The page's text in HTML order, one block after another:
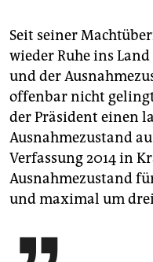
Seit seiner
wieder Ruhe ins
und der
offenbar nicht
der Präsident einen
Ausnahmezustand
Verfassung 2014 in
Ausnahmezustand
und maximal um